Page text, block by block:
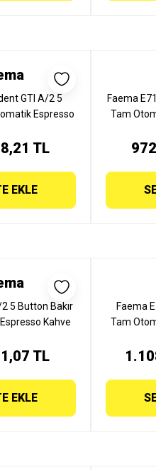
GTI A/2 5
Espresso
A/2TL
EKLE
Faema
Tam
5 Button Bakır
Kahve
BAKIRTL
EKLE
Faema
Tam